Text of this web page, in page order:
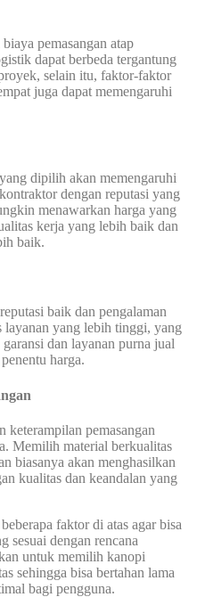
pemasangan atap
dapat berbeda tergantung
selain itu, faktor-faktor
juga dapat memengaruhi
dipilih akan memengaruhi
dengan reputasi yang
menawarkan harga yang
kerja yang lebih baik dan
baik.
baik dan pengalaman
layanan yang lebih tinggi, yang
dan layanan purna jual
harga.
keterampilan pemasangan
Memilih material berkualitas
biasanya akan menghasilkan
kualitas dan keandalan yang
faktor di atas agar bisa
sesuai dengan rencana
untuk memilih kanopi
sehingga bisa bertahan lama
bagi pengguna.